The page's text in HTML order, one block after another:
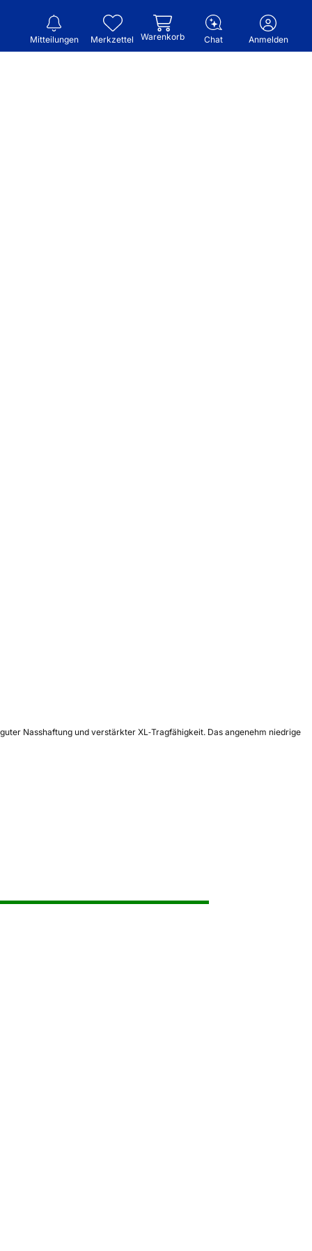
Mitteilungen Merkzettel Warenkorb Chat Anmelden
Nasshaftung und verstärkter XL‑Tragfähigkeit. Das angenehm niedrige